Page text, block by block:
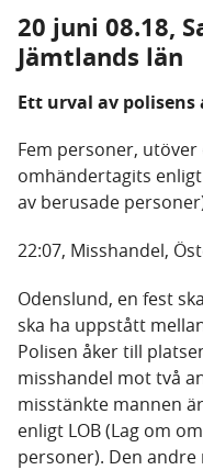
20 juni 08.18,
Jämtlands län
Ett urval av
Fem personer,
omhändertagits
av berusade
22:07, Misshandel,
Odenslund, en fest
ska ha uppstått
Polisen åker till
misshandel mot två
misstänkte mannen
enligt LOB (Lag om
personer). Den andre